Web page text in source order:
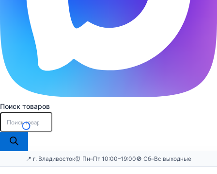
Поиск товаров
📍 г. Владивосток⏰ Пн–Пт 10:00–19:00🚫 Сб–Вс выходные